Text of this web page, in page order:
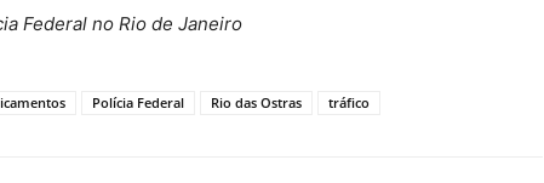
Federal no Rio de Janeiro
Polícia Federal Rio das Ostras tráfico